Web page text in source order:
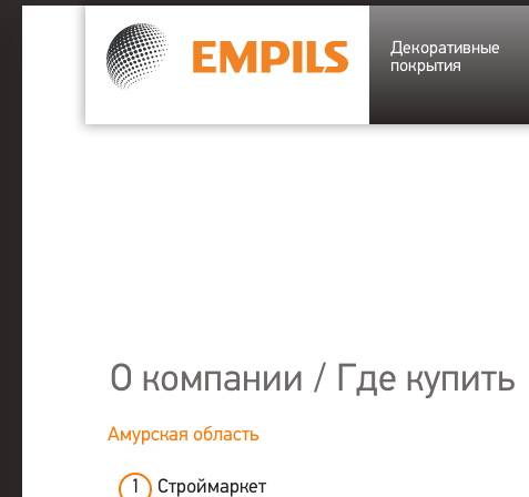
Декоративные
покрытия
О компании / Где купить
Амурская область
1
Строймаркет